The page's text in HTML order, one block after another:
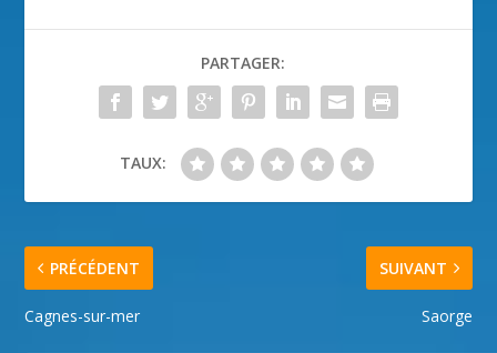
PARTAGER:
TAUX:
PRÉCÉDENT
Cagnes-sur-mer
SUIVANT
Saorge